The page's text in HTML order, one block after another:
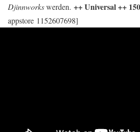
Djinnworkswerden. ++ Universal ++
appstore 1152607698]